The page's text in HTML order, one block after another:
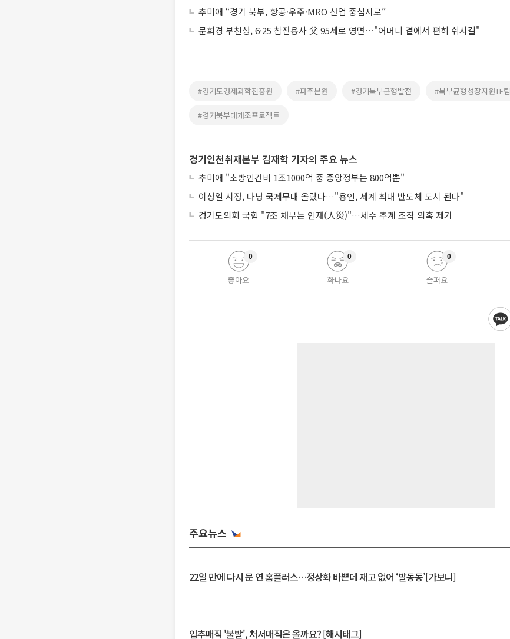
추미애 “경기 북부, 항공·우주·MRO 산업 중심지로”
문희경 부친상, 6·25 참전용사 父 95세로 영면⋯"어머니 곁에서 편히 쉬시길"
#경기도경제과학진흥원 #파주본원 #경기북부균형발전 #북부균형성장지원TF팀
#경기북부대개조프로젝트
경기인천취재본부 김재학 기자의 주요 뉴스
추미애 "소방인건비 1조1000억 중 중앙정부는 800억뿐"
이상일 시장, 다낭 국제무대 올랐다…"용인, 세계 최대 반도체 도시 된다"
경기도의회 국힘 "7조 채무는 인재(人災)"…세수 추계 조작 의혹 제기
좋아요
0
화나요
0
슬퍼요
0
주요뉴스
22일 만에 다시 문 연 홈플러스…정상화 바쁜데 재고 없어 ‘발동동’[가보니]
입추매직 '불발', 처서매직은 올까요? [해시태그]